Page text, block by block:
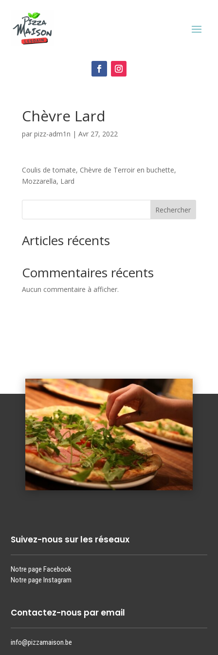
Chèvre Lard
par pizz-adm1n | Avr 27, 2022
Coulis de tomate, Chèvre de Terroir en buchette,
Mozzarella, Lard
Rechercher
Articles récents
Commentaires récents
Aucun commentaire à afficher.
Suivez-nous sur les réseaux
Notre page Facebook
Notre page Instagram
Contactez-nous par email
info@pizzamaison.be